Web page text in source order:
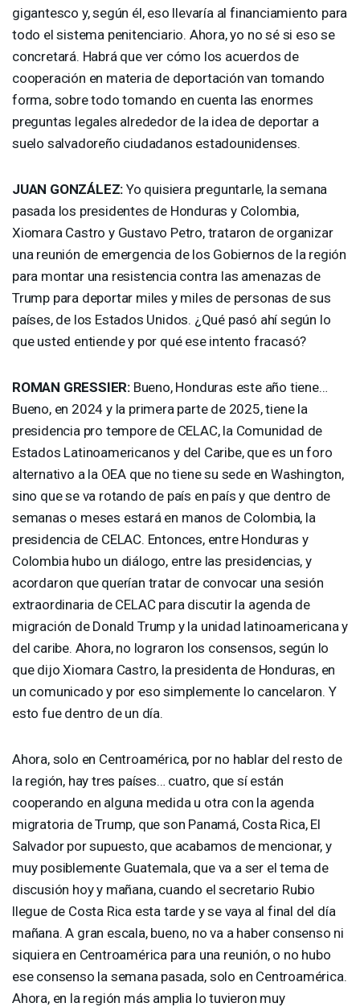
gigantesco y, según él, eso llevaría al financiamiento para
todo el sistema penitenciario. Ahora, yo no sé si eso se
concretará. Habrá que ver cómo los acuerdos de
cooperación en materia de deportación van tomando
forma, sobre todo tomando en cuenta las enormes
preguntas legales alrededor de la idea de deportar a
suelo salvadoreño ciudadanos estadounidenses.
JUAN GONZÁLEZ: Yo quisiera preguntarle, la semana
pasada los presidentes de Honduras y Colombia,
Xiomara Castro y Gustavo Petro, trataron de organizar
una reunión de emergencia de los Gobiernos de la región
para montar una resistencia contra las amenazas de
Trump para deportar miles y miles de personas de sus
países, de los Estados Unidos. ¿Qué pasó ahí según lo
que usted entiende y por qué ese intento fracasó?
ROMAN GRESSIER: Bueno, Honduras este año tiene…
Bueno, en 2024 y la primera parte de 2025, tiene la
presidencia pro tempore de CELAC, la Comunidad de
Estados Latinoamericanos y del Caribe, que es un foro
alternativo a la OEA que no tiene su sede en Washington,
sino que se va rotando de país en país y que dentro de
semanas o meses estará en manos de Colombia, la
presidencia de CELAC. Entonces, entre Honduras y
Colombia hubo un diálogo, entre las presidencias, y
acordaron que querían tratar de convocar una sesión
extraordinaria de CELACpara discutir la agenda de
migración de Donald Trump y la unidad latinoamericana y
del caribe. Ahora, no lograron los consensos, según lo
que dijo Xiomara Castro, la presidenta de Honduras, en
un comunicado y por eso simplemente lo cancelaron. Y
esto fue dentro de un día.
Ahora, solo en Centroamérica, por no hablar del resto de
la región, hay tres países… cuatro, que sí están
cooperando en alguna medida u otra con la agenda
migratoria de Trump, que son Panamá, Costa Rica, El
Salvador por supuesto, que acabamos de mencionar, y
muy posiblemente Guatemala, que va a ser el tema de
discusión hoy y mañana, cuando el secretario Rubio
llegue de Costa Rica esta tarde y se vaya al final del día
mañana. A gran escala, bueno, no va a haber consenso ni
siquiera en Centroamérica para una reunión, o no hubo
ese consenso la semana pasada, solo en Centroamérica.
Ahora, en la región más amplia lo tuvieron muy